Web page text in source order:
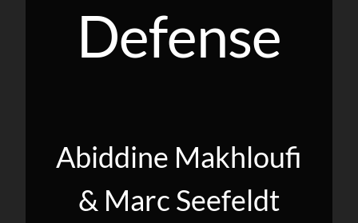
Defense
Abiddine Makhloufi
& Marc Seefeldt